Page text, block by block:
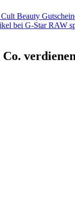
verdienen